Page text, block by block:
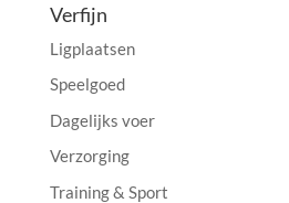
Verfijn
Ligplaatsen
Speelgoed
Dagelijks voer
Verzorging
Training & Sport